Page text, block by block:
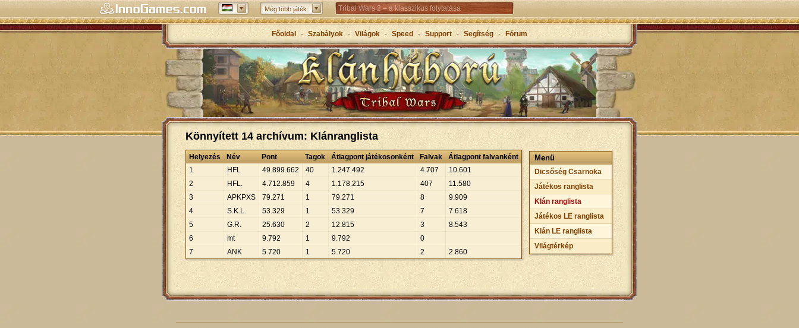
Még több játék: Tribal Wars 2 – a klasszikus folytatása
Forge of Empires – Korokon átívelő stratégiai játék
Grepolis – Építs birodalmat az ókori Görögországban
Főoldal - Szabályok - Világok - Speed - Support - Segítség - Fórum
Könnyített 14 archívum: Klánranglista
Menü
Dicsőség Csarnoka
Játékos ranglista
Klán ranglista
Játékos LE ranglista
Klán LE ranglista
Világtérkép
Helyezés Név Pont Tagok Átlagpont játékosonként Falvak
Átlagpont falvanként
1
HFL 49.899.662 40 1.247.492 4.707 10.601
2
HFL. 4.712.859 4 1.178.215 407 11.580
3
APKPXS 79.271 1 79.271 8 9.909
4
S.K.L. 53.329 1 53.329 7 7.618
5
G.R. 25.630 2 12.815 3 8.543
6
mt 9.792 1 9.792
0
7
ANK 5.720 1 5.720 2 2.860